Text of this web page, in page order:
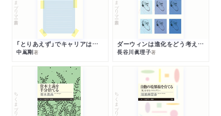
「とりあえず」でキャリアは決まる
中嶌剛著
ダーウィンは進化をどう考えたのか
長谷川眞理子著
ちくまプリマー新書 ちくまプリマー新書